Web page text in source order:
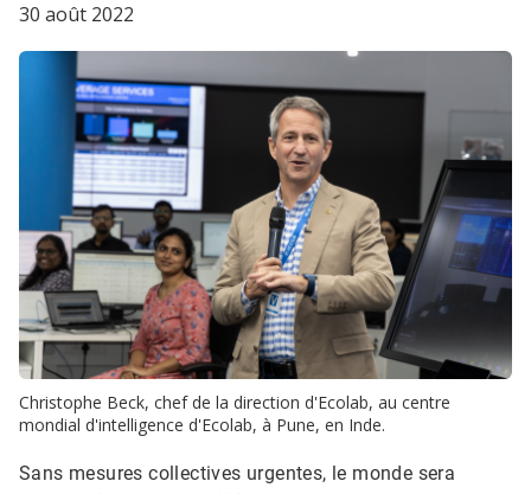
30 août 2022
Christophe Beck, chef de la direction d'Ecolab, au centre
mondial d'intelligence d'Ecolab, à Pune, en Inde.​​​​​​​
Sans mesures collectives urgentes, le monde sera